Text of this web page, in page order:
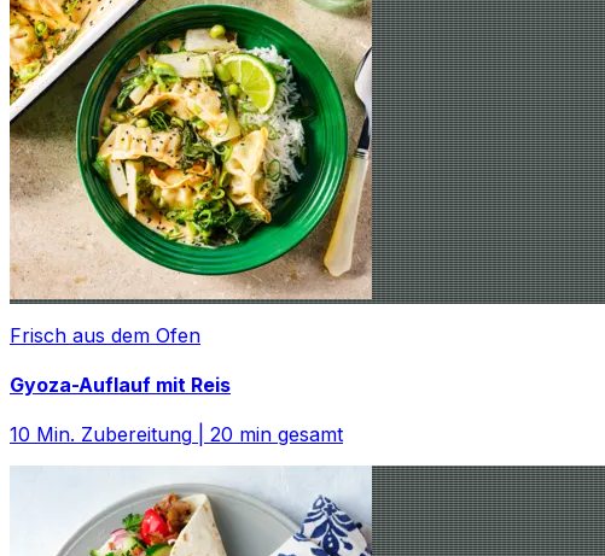
Frisch aus dem Ofen
Gyoza-Auflauf mit Reis
10 Min. Zubereitung 20 min gesamt